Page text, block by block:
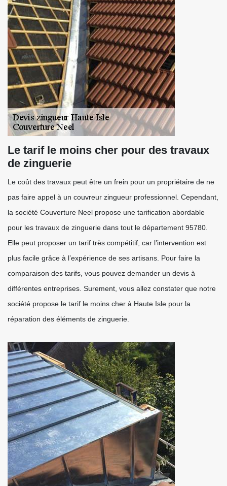
Le tarif le moins cher pour des travaux
de zinguerie
Le coût des travaux peut être un frein pour un propriétaire de ne
pas faire appel à un couvreur zingueur professionnel. Cependant,
la société Couverture Neel propose une tarification abordable
pour les travaux de zinguerie dans tout le département 95780.
Elle peut proposer un tarif très compétitif, car l’intervention est
plus facile grâce à l’expérience de ses artisans. Pour faire la
comparaison des tarifs, vous pouvez demander un devis à
différentes entreprises. Surement, vous allez constater que notre
société propose le tarif le moins cher à Haute Isle pour la
réparation des éléments de zinguerie.